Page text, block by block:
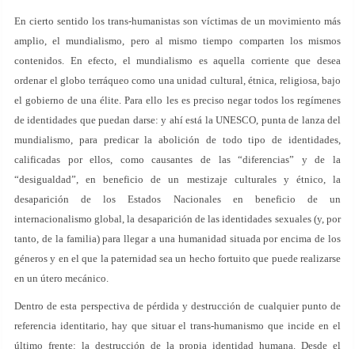
En cierto sentido los trans-humanistas son víctimas de un movimiento más
amplio, el mundialismo, pero al mismo tiempo comparten los mismos
contenidos. En efecto, el mundialismo es aquella corriente que desea
ordenar el globo terráqueo como una unidad cultural, étnica, religiosa, bajo
el gobierno de una élite. Para ello les es preciso negar todos los regímenes
de identidades que puedan darse: y ahí está la UNESCO, punta de lanza del
mundialismo, para predicar la abolición de todo tipo de identidades,
calificadas por ellos, como causantes de las “diferencias” y de la
“desigualdad”, en beneficio de un mestizaje culturales y étnico, la
desaparición de los Estados Nacionales en beneficio de un
internacionalismo global, la desaparición de las identidades sexuales (y, por
tanto, de la familia) para llegar a una humanidad situada por encima de los
géneros y en el que la paternidad sea un hecho fortuito que puede realizarse
en un útero mecánico.
Dentro de esta perspectiva de pérdida y destrucción de cualquier punto de
referencia identitario, hay que situar el trans-humanismo que incide en el
último frente: la destrucción de la propia identidad humana. Desde el